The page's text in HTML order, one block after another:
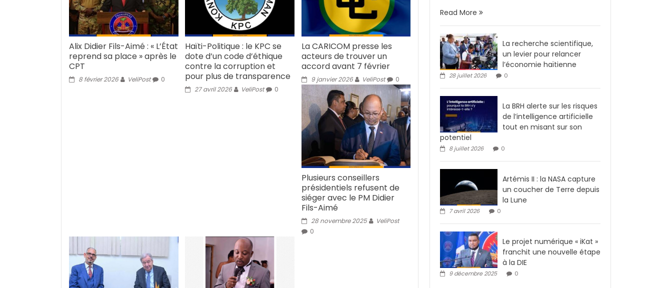
Alix Didier Fils-Aimé : « L’État
reprend sa place » après le
CPT
8 février 2026 VeliPost 0
Haïti-Politique : le KPC se
dote d’un code d’éthique
contre la corruption et
pour plus de transparence
27 avril 2026 VeliPost 0
La CARICOM presse les
acteurs de trouver un
accord avant 7 février
9 janvier 2026 VeliPost 0
Plusieurs conseillers
présidentiels refusent de
siéger avec le PM Didier
Fils-Aimé
28 novembre 2025
VeliPost
0
Read More
La recherche scientifique,
un levier pour relancer
l’économie haïtienne
28 juillet 2026 0
La BRH alerte sur les risques
de l’intelligence artificielle
tout en misant sur son
potentiel
8 juillet 2026 0
Artémis II : la NASA capture
un coucher de Terre depuis
la Lune
7 avril 2026 0
Le projet numérique « iKat »
franchit une nouvelle étape
à la DIE
9 décembre 2025 0